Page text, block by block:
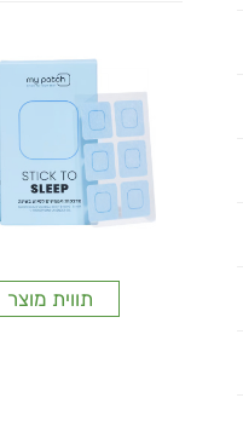
תווית מוצר